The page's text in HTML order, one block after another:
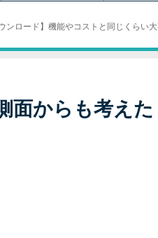
ンロード】機能やコストと同じくらい
面からも考えた